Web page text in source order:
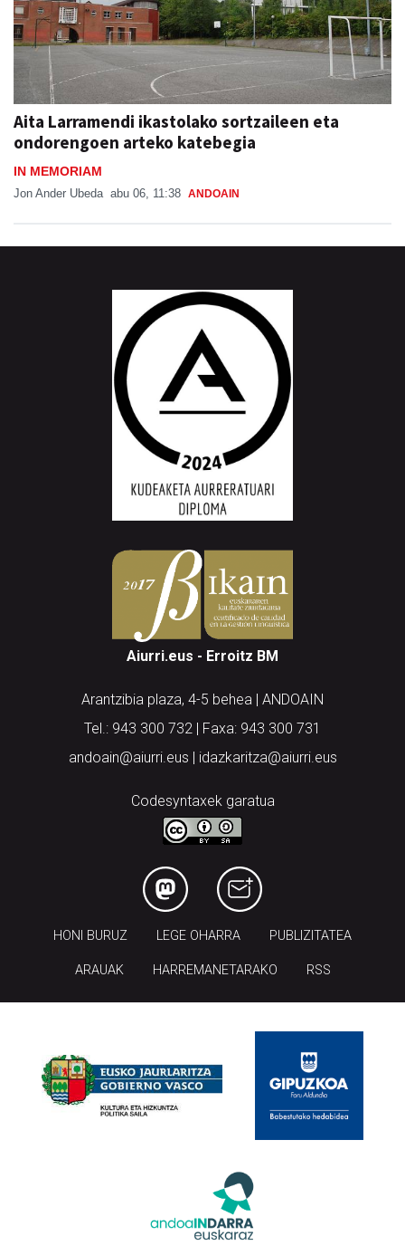
Aita Larramendi ikastolako sortzaileen eta
ondorengoen arteko katebegia
IN MEMORIAM
Jon Ander Ubeda ANDOAIN
Aiurri.eus - Erroitz BM
Arantzibia plaza, 4-5 behea | ANDOAIN
Codesyntaxek garatua
LEGE OHARRA
ARAUAK HARREMANETARAKO RSS